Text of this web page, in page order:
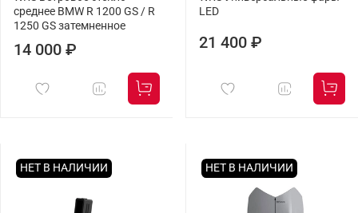
среднее BMW R 1200 GS / R
1250 GS затемненное
14 000 ₽
LED
21 400 ₽
НЕТ В НАЛИЧИИ НЕТ В НАЛИЧИИ